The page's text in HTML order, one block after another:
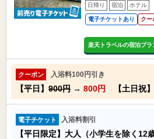
日帰り 宿泊 ホテル
電子チケットあり クー
楽天トラベルの宿泊プラ
クーポン 入浴料100円引き
【平日】 900円 → 800円 【土日祝】
電子チケット 入浴料割引
【平日限定】大人（小学生を除く12